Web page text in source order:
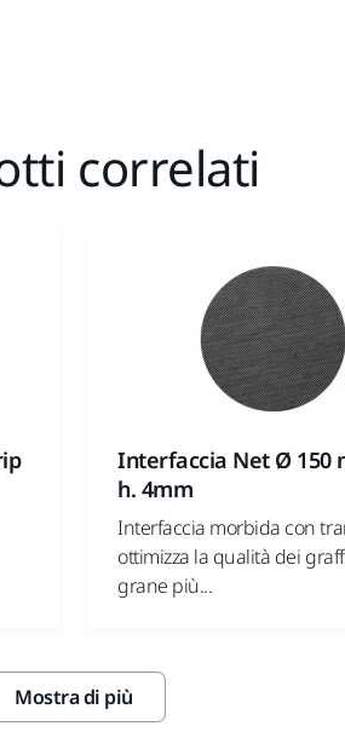
correlati
Interfaccia Net Ø 150
h. 4mm
Interfaccia morbida con
ottimizza la qualità dei
grane più...
Mostra di più